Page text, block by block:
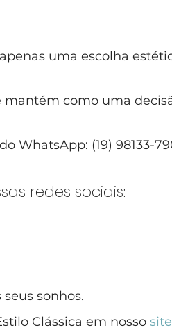
uma escolha
mantém como uma
WhatsApp: (19) 98133-
redes sociais:
sonhos.
Clássica em nosso